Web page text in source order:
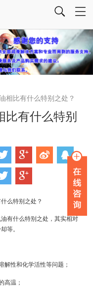
相比有什么特别之处？
比有什么特别
么特别之处？
有什么特别之处，其实相对
等。
解性和化学活性等问题；
高温；